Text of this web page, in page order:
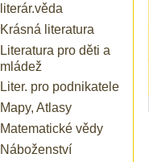
literár.věda
Krásná literatura
Literatura pro děti a
mládež
Liter. pro podnikatele
Mapy, Atlasy
Matematické vědy
Náboženství